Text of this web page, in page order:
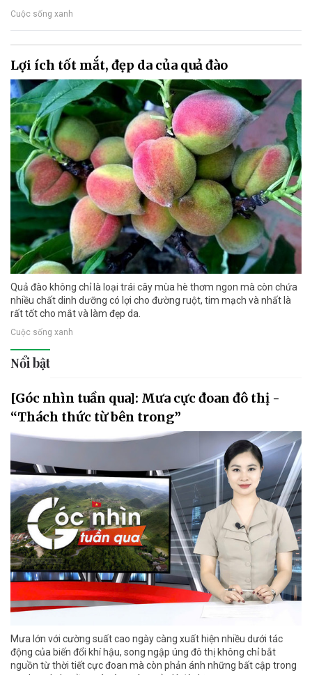
Cuộc sống xanh
Lợi ích tốt mắt, đẹp da của quả đào
Quả đào không chỉ là loại trái cây mùa hè thơm ngon mà còn chứa
nhiều chất dinh dưỡng có lợi cho đường ruột, tim mạch và nhất là
rất tốt cho mắt và làm đẹp da.
Cuộc sống xanh
Nổi bật
[Góc nhìn tuần qua]: Mưa cực đoan đô thị -
“Thách thức từ bên trong”
Mưa lớn với cường suất cao ngày càng xuất hiện nhiều dưới tác
động của biến đổi khí hậu, song ngập úng đô thị không chỉ bắt
nguồn từ thời tiết cực đoan mà còn phản ánh những bất cập trong